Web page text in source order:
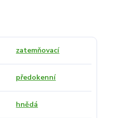
zatemňovací
předokenní
hnědá